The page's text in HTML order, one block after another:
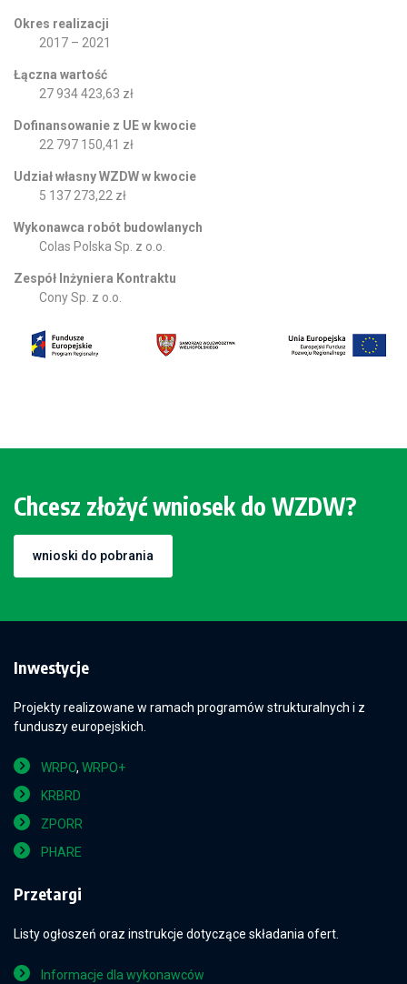
Okres realizacji
2017 – 2021
Łączna wartość
27 934 423,63 zł
Dofinansowanie z UE w kwocie
22 797 150,41 zł
Udział własny WZDW w kwocie
5 137 273,22 zł
Wykonawca robót budowlanych
Colas Polska Sp. z o.o.
Zespół Inżyniera Kontraktu
Cony Sp. z o.o.
Chcesz złożyć wniosek do WZDW?
wnioski do pobrania
Inwestycje
Projekty realizowane w ramach programów strukturalnych i z
funduszy europejskich.
WRPO, WRPO+
KRBRD
ZPORR
PHARE
Przetargi
Listy ogłoszeń oraz instrukcje dotyczące składania ofert.
Informacje dla wykonawców